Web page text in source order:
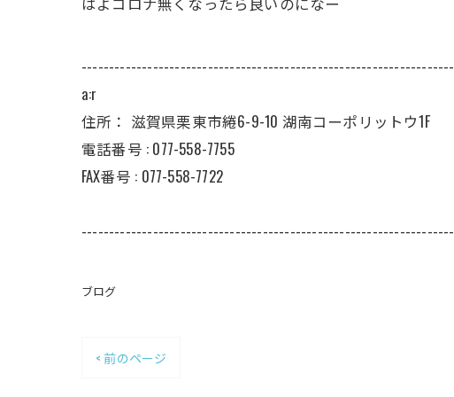
--------------------------------------------------------------------
a:r
住所： 滋賀県栗東市綣6-9-10 湖南コーポリットウ1F
電話番号 : 077-558-7755
FAX番号 : 077-558-7722
--------------------------------------------------------------------
ブログ
< 前のページ